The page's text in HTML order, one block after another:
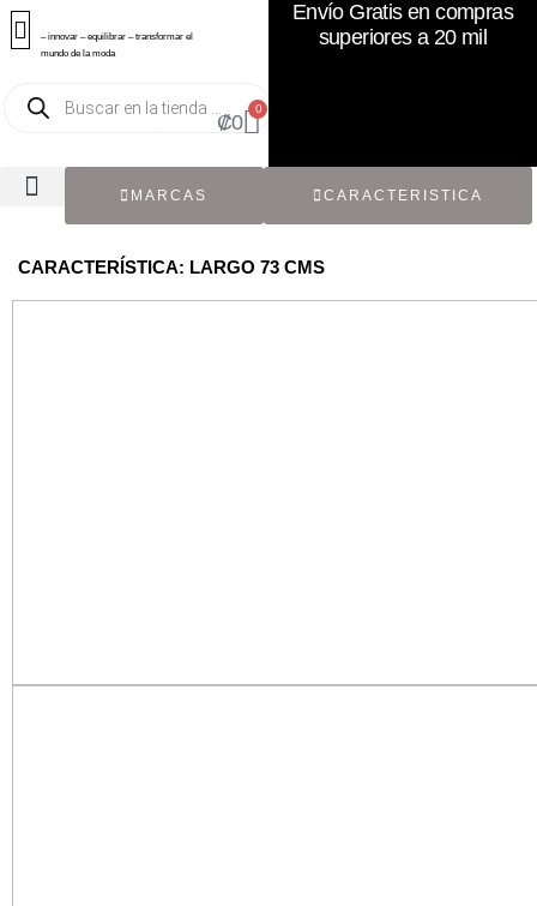
– innovar – equilibrar – transformar el
mundo de la moda
₡0
0
Envío Gratis en compras
superiores a 20 mil
MARCAS CARACTERISTICA
CARACTERÍSTICA: LARGO 73 CMS